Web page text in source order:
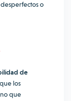
o
de
los
que